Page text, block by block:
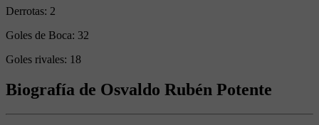
Derrotas: 2
Goles de Boca: 32
Goles rivales: 18
Biografía de Osvaldo Rubén Potente